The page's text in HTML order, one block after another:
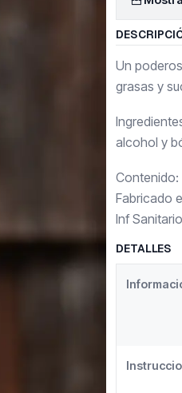
Un
grasas y
alcohol y
Contenido:
Fabricado
Inf
DETALLES